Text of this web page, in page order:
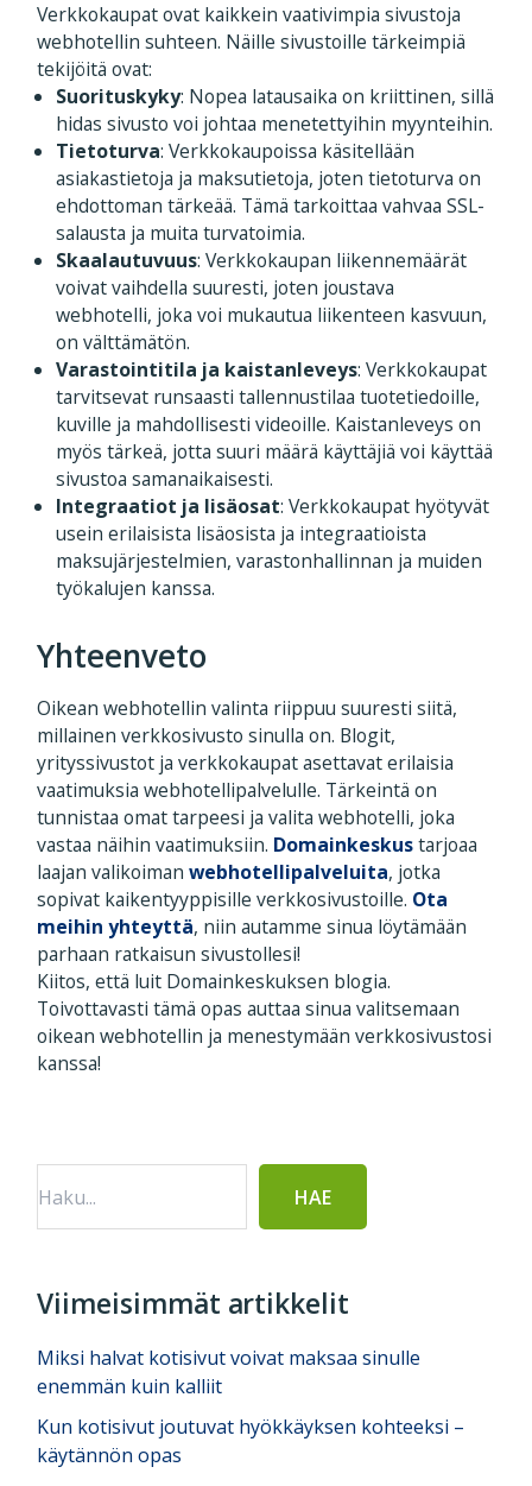
Verkkokaupat ovat kaikkein vaativimpia sivustoja
webhotellin suhteen. Näille sivustoille tärkeimpiä
tekijöitä ovat:
Suorituskyky: Nopea latausaika on kriittinen, sillä
hidas sivusto voi johtaa menetettyihin myynteihin.
Tietoturva: Verkkokaupoissa käsitellään
asiakastietoja ja maksutietoja, joten tietoturva on
ehdottoman tärkeää. Tämä tarkoittaa vahvaa SSL-
salausta ja muita turvatoimia.
Skaalautuvuus: Verkkokaupan liikennemäärät
voivat vaihdella suuresti, joten joustava
webhotelli, joka voi mukautua liikenteen kasvuun,
on välttämätön.
Varastointitila ja kaistanleveys: Verkkokaupat
tarvitsevat runsaasti tallennustilaa tuotetiedoille,
kuville ja mahdollisesti videoille. Kaistanleveys on
myös tärkeä, jotta suuri määrä käyttäjiä voi käyttää
sivustoa samanaikaisesti.
Integraatiot ja lisäosat: Verkkokaupat hyötyvät
usein erilaisista lisäosista ja integraatioista
maksujärjestelmien, varastonhallinnan ja muiden
työkalujen kanssa.
Yhteenveto
Oikean webhotellin valinta riippuu suuresti siitä,
millainen verkkosivusto sinulla on. Blogit,
yrityssivustot ja verkkokaupat asettavat erilaisia
vaatimuksia webhotellipalvelulle. Tärkeintä on
tunnistaa omat tarpeesi ja valita webhotelli, joka
vastaa näihin vaatimuksiin. Domainkeskustarjoaa
laajan valikoimanwebhotellipalveluita, jotka
sopivat kaikentyyppisille verkkosivustoille. Ota
meihin yhteyttä, niin autamme sinua löytämään
parhaan ratkaisun sivustollesi!
Kiitos, että luit Domainkeskuksen blogia.
Toivottavasti tämä opas auttaa sinua valitsemaan
oikean webhotellin ja menestymään verkkosivustosi
kanssa!
Viimeisimmät artikkelit
Miksi halvat kotisivut voivat maksaa sinulle
enemmän kuin kalliit
Kun kotisivut joutuvat hyökkäyksen kohteeksi –
käytännön opas